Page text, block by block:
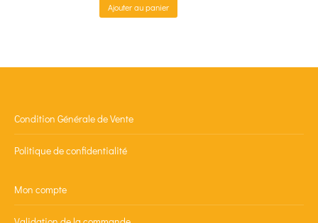
Ajouter au panier
Condition Générale de Vente
Politique de confidentialité
Mon compte